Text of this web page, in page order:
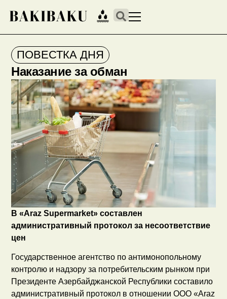
ПОВЕСТКА ДНЯ
Наказание за обман
В «Araz Supermarket» составлен
административный протокол за несоответствие
цен
Государственное агентство по антимонопольному
контролю и надзору за потребительским рынком при
Президенте Азербайджанской Республики составило
административный протокол в отношении ООО «Araz